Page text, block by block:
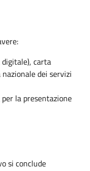
carta
dei servizi
la presentazione
si conclude